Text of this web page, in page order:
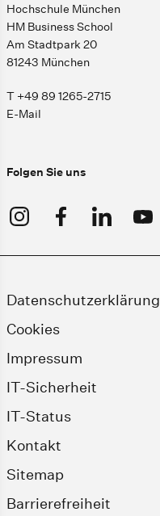
Hochschule München
HM Business School
Am Stadtpark 20
81243 München
T +49 89 1265-2715
E-Mail
Folgen Sie uns
Datenschutzerklärung
Cookies
Impressum
IT-Sicherheit
IT-Status
Kontakt
Sitemap
Barrierefreiheit